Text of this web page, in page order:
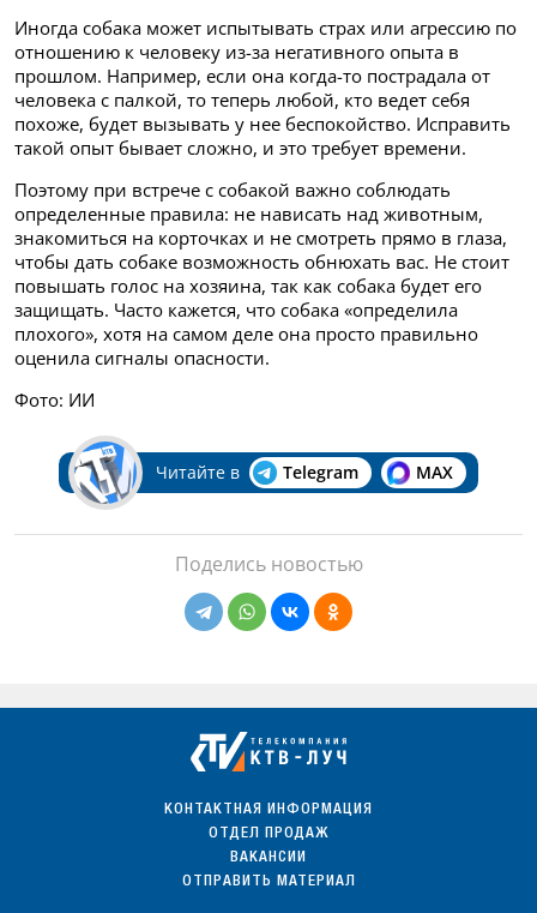
Иногда собака может испытывать страх или агрессию по
отношению к человеку из-за негативного опыта в
прошлом. Например, если она когда-то пострадала от
человека с палкой, то теперь любой, кто ведет себя
похоже, будет вызывать у нее беспокойство. Исправить
такой опыт бывает сложно, и это требует времени.
Поэтому при встрече с собакой важно соблюдать
определенные правила: не нависать над животным,
знакомиться на корточках и не смотреть прямо в глаза,
чтобы дать собаке возможность обнюхать вас. Не стоит
повышать голос на хозяина, так как собака будет его
защищать. Часто кажется, что собака «определила
плохого», хотя на самом деле она просто правильно
оценила сигналы опасности.
Фото: ИИ
Читайте в Telegram MAX
Поделись новостью
КОНТАКТНАЯ ИНФОРМАЦИЯ
ОТДЕЛ ПРОДАЖ
ВАКАНСИИ
ОТПРАВИТЬ МАТЕРИАЛ